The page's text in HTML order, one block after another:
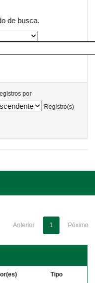
de busca.
por
Registro(s)
Anterior 1 Póximo
Tipo